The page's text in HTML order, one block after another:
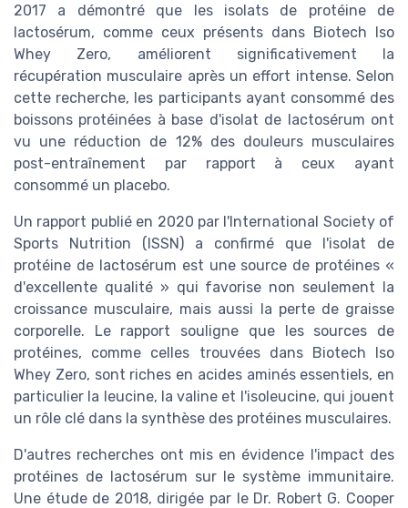
2017 a démontré que les isolats de protéine de
lactosérum, comme ceux présents dans Biotech Iso
Whey Zero, améliorent significativement la
récupération musculaire après un effort intense. Selon
cette recherche, les participants ayant consommé des
boissons protéinées à base d'isolat de lactosérum ont
vu une réduction de 12% des douleurs musculaires
post-entraînement par rapport à ceux ayant
consommé un placebo.
Un rapport publié en 2020 par l'International Society of
Sports Nutrition (ISSN) a confirmé que l'isolat de
protéine de lactosérum est une source de protéines «
d'excellente qualité » qui favorise non seulement la
croissance musculaire, mais aussi la perte de graisse
corporelle. Le rapport souligne que les sources de
protéines, comme celles trouvées dans Biotech Iso
Whey Zero, sont riches en acides aminés essentiels, en
particulier la leucine, la valine et l'isoleucine, qui jouent
un rôle clé dans la synthèse des protéines musculaires.
D'autres recherches ont mis en évidence l'impact des
protéines de lactosérum sur le système immunitaire.
Une étude de 2018, dirigée par le Dr. Robert G. Cooper